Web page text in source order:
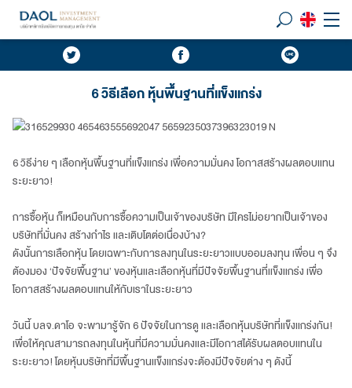
6 วิธีเลือก หุ้นพื้นฐานที่แข็งแกร่ง
6 วิธีง่าย ๆ เลือกหุ้นพื้นฐานที่แข็งแกร่ง เพื่อความมั่นคง โอกาสสร้างผลตอบแทน
ระยะยาว!
การซื้อหุ้น ก็เหมือนกับการซื้อความเป็นเจ้าของบริษัท มีใครไม่อยากเป็นเจ้าของ
บริษัทที่มั่นคง สร้างกำไร และเติบโตต่อเนื่องบ้าง?
ดังนั้นการเลือกหุ้น โดยเฉพาะกับการลงทุนในระยะยาวแบบออมลงทุน เพื่อน ๆ จึง
ต้องมอง ‘ปัจจัยพื้นฐาน’ ของหุ้นและเลือกหุ้นที่มีปัจจัยพื้นฐานที่แข็งแกร่ง เพื่อ
โอกาสสร้างผลตอบแทนให้กับเราในระยะยาว
วันนี้ บลจ.ดาโอ จะพามารู้จัก 6 ปัจจัยในการดู และเลือกหุ้นบริษัทที่แข็งแกร่งกัน!
เพื่อให้คุณสามารถลงทุนในหุ้นที่มีความมั่นคงและมีโอกาสได้รับผลตอบแทนใน
ระยะยาว! โดยหุ้นบริษัทที่มีพื้นฐานแข็งแกร่งจะต้องมีปัจจัยต่าง ๆ ดังนี้